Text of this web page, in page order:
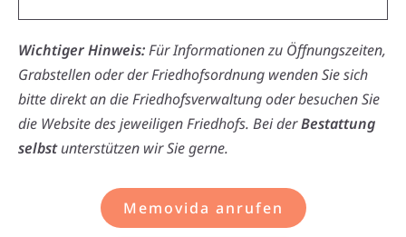
Wichtiger Hinweis:Für Informationen zu Öffnungszeiten,
Grabstellen oder der Friedhofsordnung wenden Sie sich
bitte direkt an die Friedhofsverwaltung oder besuchen Sie
die Website des jeweiligen Friedhofs. Bei derBestattung
selbstunterstützen wir Sie gerne.
Memovida anrufen